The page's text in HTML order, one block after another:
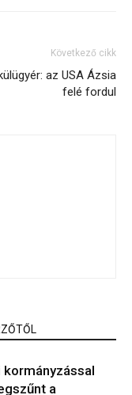
Következő cikk
az USA Ázsia
felé fordul
kormányzással
a